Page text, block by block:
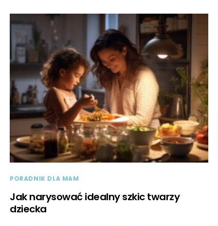
PORADNIK DLA MAM
Jak narysować idealny szkic twarzy
dziecka